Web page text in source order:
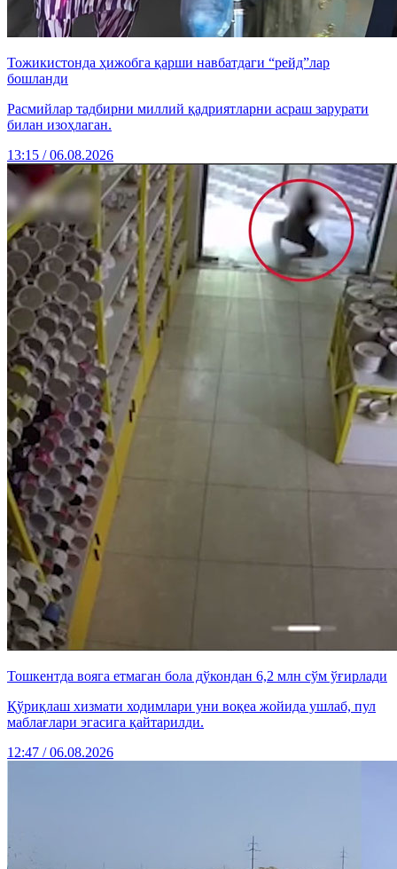
Тожикистонда ҳижобга қарши навбатдаги “рейд”лар
бошланди
Расмийлар тадбирни миллий қадриятларни асраш зарурати
билан изоҳлаган.
13:15 / 06.08.2026
Тошкентда вояга етмаган бола дўкондан 6,2 млн сўм ўғирлади
Қўриқлаш хизмати ходимлари уни воқеа жойида ушлаб, пул
маблағлари эгасига қайтарилди.
12:47 / 06.08.2026